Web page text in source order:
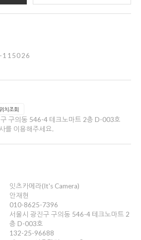
115026
치조회
구의동 546-4 테크노마트 2층 D-003호
를 이용해주세요.
잇츠카메라(It's Camera)
안재현
010-8625-7396
서울시 광진구 구의동 546-4 테크노마트 2
층 D-003호
132-25-96688